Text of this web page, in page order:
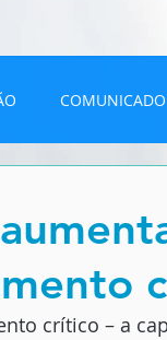
COMUNICADO
crítico – a